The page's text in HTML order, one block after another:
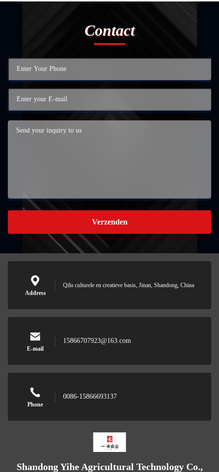
Contact
Verzenden
Address
Qilu culturele en creatieve basis, Jinan, Shandong, China
E-mail
15866707923@163.com
Phone
0086-15866693137
Shandong Yihe Agricultural Technology Co.,